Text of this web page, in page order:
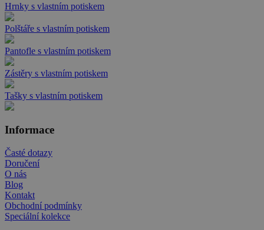
Hrnky s vlastním potiskem
Polštáře s vlastním potiskem
Pantofle s vlastním potiskem
Zástěry s vlastním potiskem
Tašky s vlastním potiskem
Informace
Časté dotazy
Doručení
O nás
Blog
Kontakt
Obchodní podmínky
Speciální kolekce